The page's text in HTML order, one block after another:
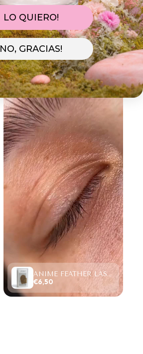
ANIME FEATHER LASHES PREMADE FANS (12 FILAS).
€6,50
LO QUIERO!
NO, GRACIAS!